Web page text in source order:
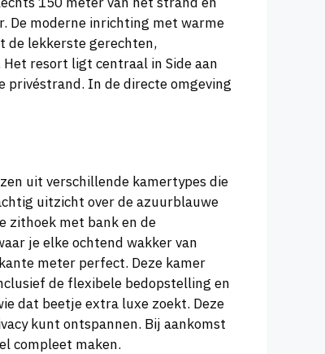
De moderne inrichting met warme
de lekkerste gerechten,
resort ligt centraal in Side aan
privéstrand. In de directe omgeving
uit verschillende kamertypes die
uitzicht over de azuurblauwe
zithoek met bank en de
je elke ochtend wakker van
meter perfect. Deze kamer
de flexibele bedopstelling en
dat beetje extra luxe zoekt. Deze
kunt ontspannen. Bij aankomst
compleet maken.